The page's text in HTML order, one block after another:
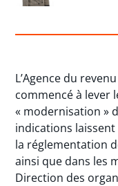
L’Agence du
commencé à lever
« modernisation »
indications
la réglementation
ainsi que dans les
Direction des